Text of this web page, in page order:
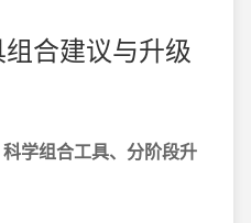
合建议与升级
科学组合工具、分阶段升